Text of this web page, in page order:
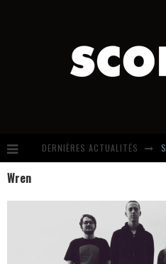
DERNIÈRES ACTUALITÉS
Wren